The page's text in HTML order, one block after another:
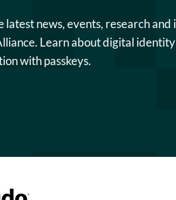
latest news, events, research
Learn about digital
with passkeys.